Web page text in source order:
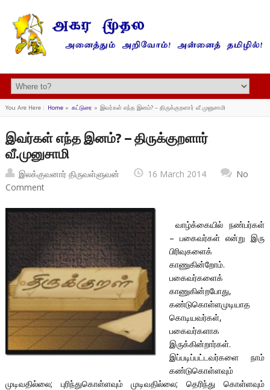
You Are Here : Home» கட்டுரை » இவர்கள் எந்த இனம்? – திருக்குறளார் வீ.முனுசாமி
இவர்கள் எந்த இனம்? – திருக்குறளார்
வீ.முனுசாமி
இலக்குவனார் திருவள்ளுவன் 16 March 2014
No
Comment
வாழ்க்கையில் நண்பர்கள்
– பகைவர்கள் என்று இரு
பிரிவுகளைக்
காணுகின்றோம்.
பகைவர்களைக்
காணுகின்றபோது,
கண்டுகொள்ளமுடியாத
கொடியவர்கள்,
பகைவர்களாக
இருக்கின்றார்கள்.
இப்படிப்பட்டவர்களை நாம்
கண்டுகொள்ளவும்
முடிவதில்லை; புரிந்துகொள்ளவும் முடிவதில்லை; தெரிந்து கொள்ளவும்